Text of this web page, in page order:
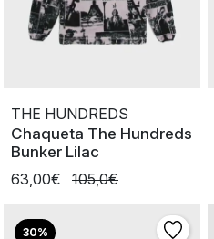
THE HUNDREDS
Chaqueta The Hundreds
Bunker Lilac
63,00€
105,0€
30%